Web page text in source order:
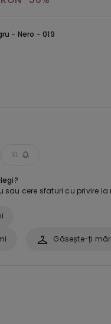
- Nero - 019
XL
sau cere sfaturi cu privire
Găsește-ți